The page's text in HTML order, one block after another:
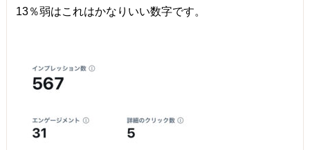
13％弱はこれはかなりいい数字です。